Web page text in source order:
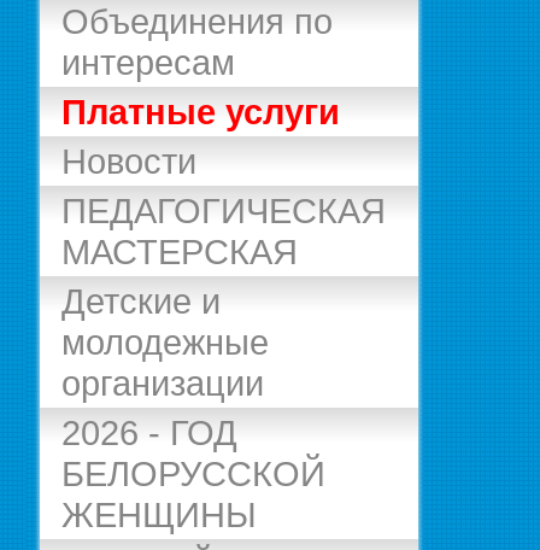
Объединения по
интересам
Платные услуги
Новости
ПЕДАГОГИЧЕСКАЯ
МАСТЕРСКАЯ
Детские и
молодежные
организации
2026 - ГОД
БЕЛОРУССКОЙ
ЖЕНЩИНЫ